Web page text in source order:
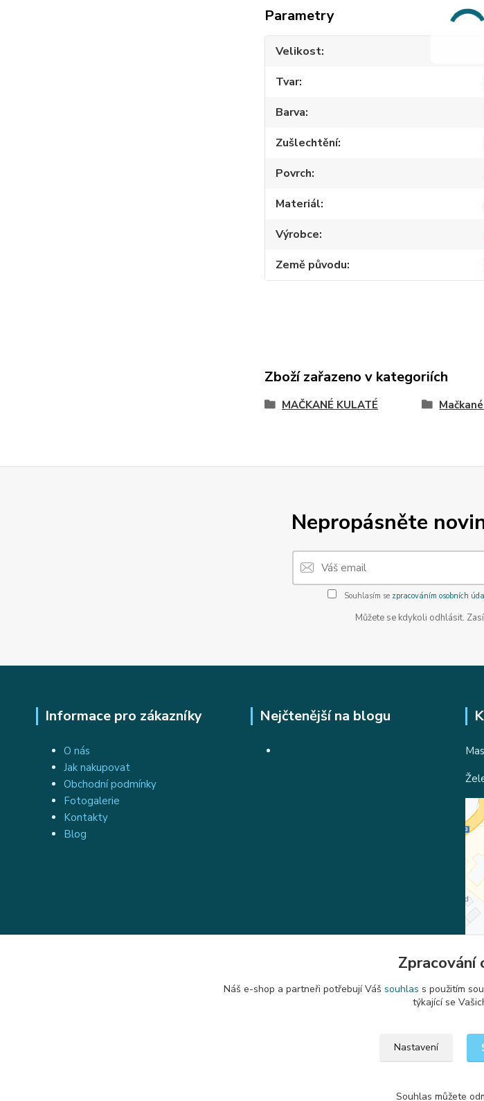
Parametry
Velikost
Tvar
Barva
Zušlechtění
Povrch
Materiál
Výrobce
Země původu
Zboží zařazeno v kategoriích
MAČKANÉ KULATÉ
Nepropásněte
Souhlasím se zpracováním osobních
Můžete se kdykoli odhlásit.
Informace pro zákazníky
O nás
Jak nakupovat
Obchodní podmínky
Fotogalerie
Kontakty
Blog
Nejčtenější na blogu
Upravit sběr
Zpracování
Náš e-shop a partneři potřebují Váš souhlas s použitím
týkající se
Nastavení
Souhlas můžete